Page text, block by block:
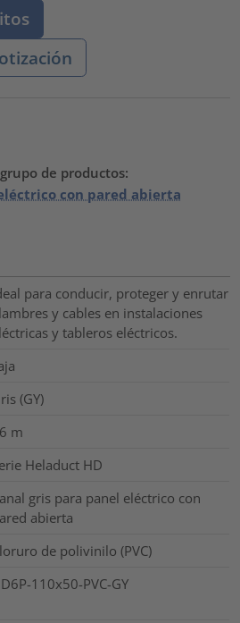
de productos:
con pared abierta
para conducir, proteger y enrutar
y cables en instalaciones
y tableros eléctricos.
(GY)
m
Heladuct HD
gris para panel eléctrico con
abierta
de polivinilo (PVC)
110x50-PVC-GY